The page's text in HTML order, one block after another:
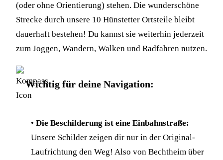
(oder ohne Orientierung) stehen. Die wunderschöne
Strecke durch unsere 10 Hünstetter Ortsteile bleibt
dauerhaft bestehen! Du kannst sie weiterhin jederzeit
zum Joggen, Wandern, Walken und Radfahren nutzen.
Wichtig für deine Navigation:
• Die Beschilderung ist eine Einbahnstraße:
Unsere Schilder zeigen dir nur in der Original-
Laufrichtung den Weg! Also von Bechtheim über